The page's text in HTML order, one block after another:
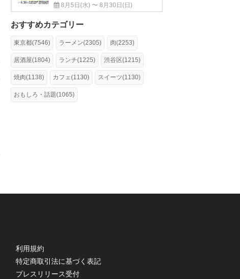
8月5日(水) 〜 8月30日(日)
おすすめカテゴリー
東京都(7546) ラーメン(2305) 肉(2253)
居酒屋(1804) ランチ(1225) 渋谷区(1215)
焼肉(1138) カフェ(1130) スイーツ(1130)
おもしろ・話題(1065)
利用規約
特定商取引法に基づく表記
プレスリリース受付